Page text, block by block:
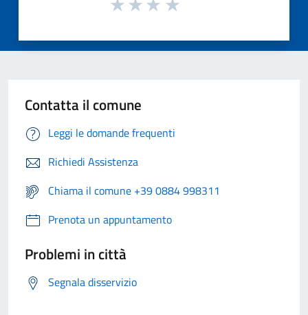
Contatta il comune
Leggi le domande frequenti
Richiedi Assistenza
Chiama il comune +39 0884 998311
Prenota un appuntamento
Problemi in città
Segnala disservizio